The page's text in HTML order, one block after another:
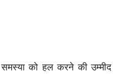
समस्या को हल करने की